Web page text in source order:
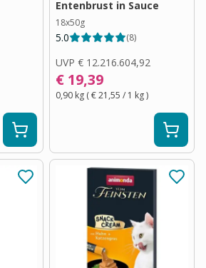
Entenbrust in Sauce
18x50g
5.0 (8)
UVP € 12.216.604,92
€ 19,39
0,90 kg (€ 21,55 / 1 kg)